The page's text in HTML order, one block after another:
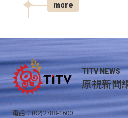
more
TITV NEWS
原視新聞
電話：(02)2788-1600